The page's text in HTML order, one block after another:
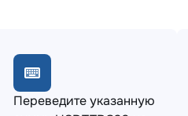
Переведите указанную